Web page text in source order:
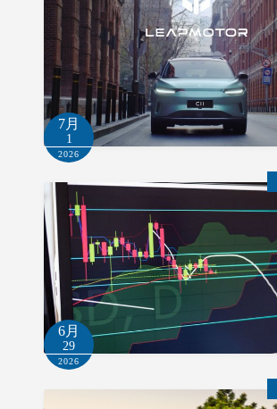
7月
1
2026
6月
29
2026